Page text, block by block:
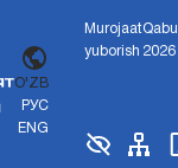
O'ZB
РУС
ENG
Murojaat
yuborish
Qabul
2026